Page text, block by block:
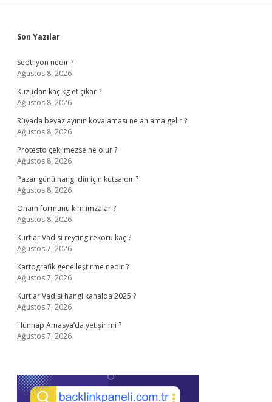
Sidebar
Son Yazılar
Septilyon nedir ?
Ağustos 8, 2026
Kuzudan kaç kg et çıkar ?
Ağustos 8, 2026
Rüyada beyaz ayının kovalaması ne anlama gelir ?
Ağustos 8, 2026
Protesto çekilmezse ne olur ?
Ağustos 8, 2026
Pazar günü hangi din için kutsaldır ?
Ağustos 8, 2026
Onam formunu kim imzalar ?
Ağustos 8, 2026
Kurtlar Vadisi reyting rekoru kaç ?
Ağustos 7, 2026
Kartografik genelleştirme nedir ?
Ağustos 7, 2026
Kurtlar Vadisi hangi kanalda 2025 ?
Ağustos 7, 2026
Hünnap Amasya’da yetişir mi ?
Ağustos 7, 2026